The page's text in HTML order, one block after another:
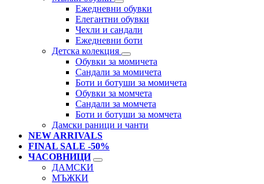
Ежедневни обувки
Елегантни обувки
Чехли и сандали
Ежедневни боти
Детска колекция
Обувки за момичета
Сандали за момичета
Боти и ботуши за момичета
Обувки за момчета
Сандали за момчета
Боти и ботуши за момчета
Дамски раници и чанти
NEW ARRIVALS
FINAL SALE -50%
ЧАСОВНИЦИ
ДАМСКИ
МЪЖКИ